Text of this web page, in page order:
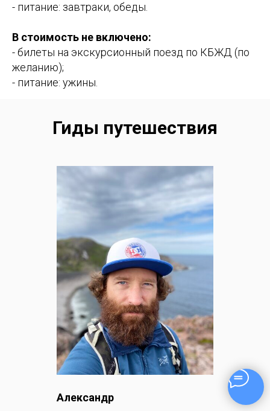
- питание: завтраки, обеды.
В стоимость не включено:
- билеты на экскурсионный поезд по КБЖД (по
желанию);
- питание: ужины.
Гиды путешествия
Александр